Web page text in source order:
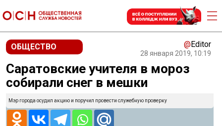
ОБЩЕСТВО @Editor
28 января 2019, 10:19
Саратовские учителя в мороз
собирали снег в мешки
Мэр города осудил акцию и поручил провести служебную проверку